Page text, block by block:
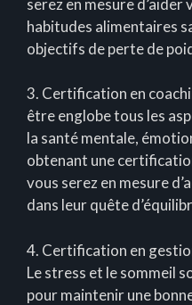
habitudes alimentaires
objectifs de perte de
3. Certification en
être englobe tous les
la santé mentale,
obtenant une
vous serez en mesure
dans leur quête
4. Certification en
Le stress et le sommeil
pour maintenir une